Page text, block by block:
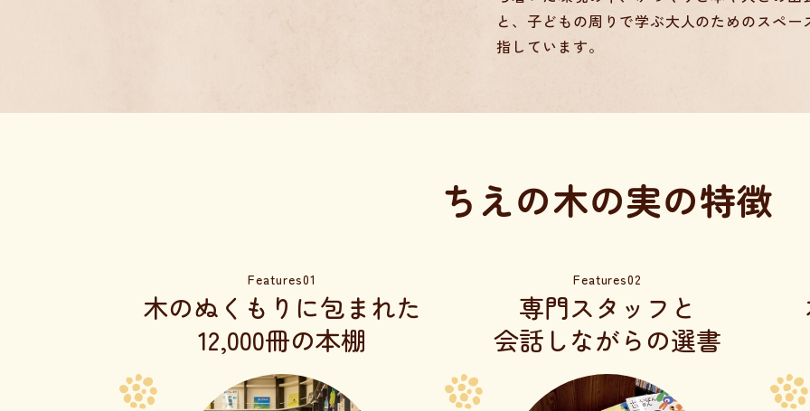
と、子どもの周りで学ぶ大人のためのスペ
指しています。
ちえの木の実の特徴
Features01
木のぬくもりに包まれた
12,000冊の本棚
Features02
専門スタッフと
会話しながらの選書